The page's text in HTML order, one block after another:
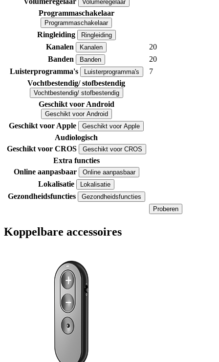
Volumeregelaar
Programmaschakelaar
Programmaschakelaar
Ringleiding Ringleiding
Kanalen Kanalen
20
Banden
Banden
20
Luisterprogramma's
Luisterprogramma's
7
Vochtbestendig/ stofbestendig
Vochtbestendig/ stofbestendig
Geschikt voor Android
Geschikt voor Android
Geschikt voor Apple Geschikt voor Apple
Audiologisch
Geschikt voor CROS
Geschikt voor CROS
Extra functies
Online aanpasbaar
Online aanpasbaar
Lokalisatie Lokalisatie
Gezondheidsfuncties
Gezondheidsfuncties
Proberen
Koppelbare accessoires